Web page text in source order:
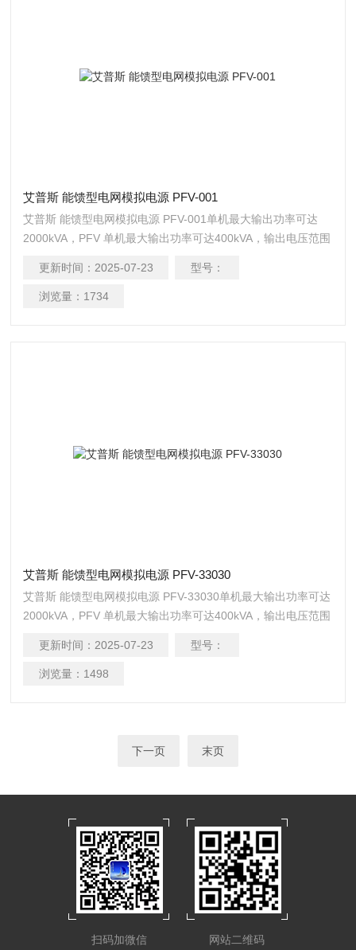
艾普斯 能馈型电网模拟电源 PFV-001
艾普斯 能馈型电网模拟电源 PFV-001单机最大输出功率可达
2000kVA，PFV 单机最大输出功率可达400kVA，输出电压范围
续可调，通讯介面为RS-485 / RS-232 或选配GPIB、
Ethernet、USB，更有标配或选配的三相独立可调、相位角可
更新时间： 2025-07-23 型号：
浏览量： 1734
艾普斯 能馈型电网模拟电源 PFV-33030
艾普斯 能馈型电网模拟电源 PFV-33030单机最大输出功率可达
2000kVA，PFV 单机最大输出功率可达400kVA，输出电压范围
续可调，通讯介面为RS-485 / RS-232 或选配GPIB、
Ethernet、USB，更有标配或选配的三相独立可调、相位角可
更新时间： 2025-07-23 型号：
浏览量： 1498
下一页 末页
扫码加微信 网站二维码